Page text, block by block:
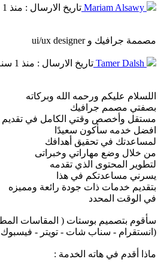
تاريخ الارسال : منذ 1 سنة 10 شهر
مصممة جرافيك و ui/ux designer
تاريخ الارسال : منذ 1 سنة 5 شهر
اللسلام عليكم ورحمه الله وبركاته
بصفتي مصمم جرافيك
مستقل وأخصص وقتي الكامل في تقديم
افضل خدمه سأكون سعيدًا
لمساعدتك في تحقيق أهدافك
من خلال وضع مهاراتي وخبراتى
لتطوير المحتوى الذي تقدمه
يسرني مساعدتكم في هذا
بتقديم خدمات ذات جودة رائعة ومميزه
في الوقت المحدد
سأقوم بتصميم بوستات ( المقاسات
(انستقرام - سناب شات - تويتر -
ماذا أقدم في هاته الخدمة :